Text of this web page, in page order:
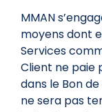
MMAN
moyens dont
Services
Client ne paie
dans le Bon
ne sera pas